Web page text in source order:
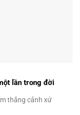
lần trong đời
thắng cảnh xứ